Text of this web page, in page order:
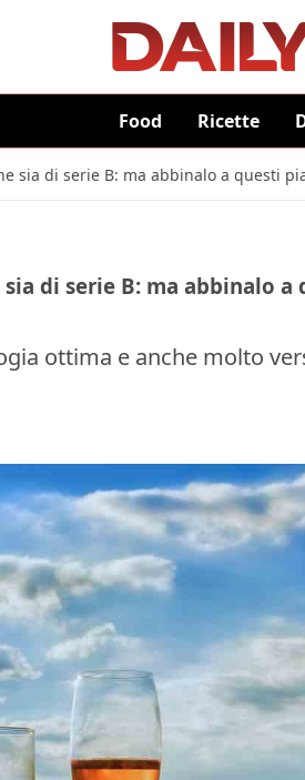
Food Ricette
sia di serie B: ma abbinalo a questi
di serie B: ma abbinalo
ottima e anche molto